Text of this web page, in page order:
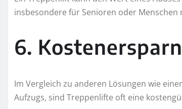
insbesondere für Senioren oder Menschen
6.
Im Vergleich zu anderen Lösungen wie
Aufzugs, sind Treppenlifte oft eine